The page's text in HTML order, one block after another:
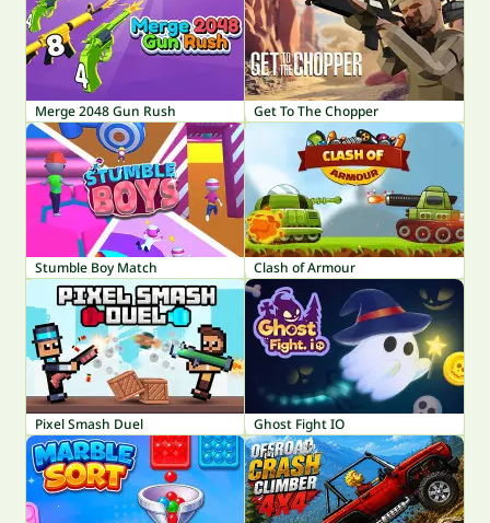
Merge 2048 Gun Rush Get To The Chopper
Stumble Boy Match Clash of Armour
Pixel Smash Duel Ghost Fight IO